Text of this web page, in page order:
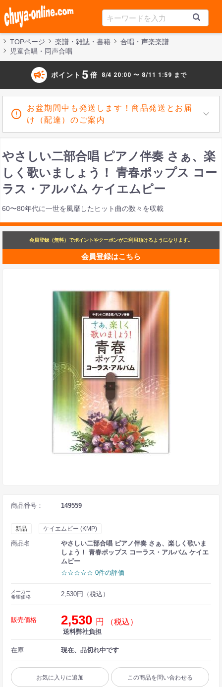
TOPページ 楽譜・雑誌・書籍
合唱・声楽楽譜
児童合唱・同声合唱
campaign ポイント 5 倍 8/4 20:00 〜 8/11 1:59 まで
お盆期間中も発送します！商品発送とお届
け（配達）のご案内
やさしい二部合唱 ピアノ伴奏 さぁ、楽
しく歌いましょう！ 青春ポップス コー
ラス・アルバム ケイエムピー
60〜80年代に一世を風靡したヒット曲の数々を収載
会員登録（無料）でポイントやクーポンがご利用頂けるようになります。
会員登録はこちら
商品番号： 149559
新品 ケイエムピー (KMP)
商品名
やさしい二部合唱 ピアノ伴奏 さぁ、楽しく歌いま
しょう！ 青春ポップス コーラス・アルバム ケイエ
ムピー
☆☆☆☆☆ 0件の評価
メーカー
希望価格
2,530円（税込）
販売価格 2,530 円 （税込）
送料弊社負担
在庫 現在、品切れ中です
お気に入りに追加 この商品を問い合わせる